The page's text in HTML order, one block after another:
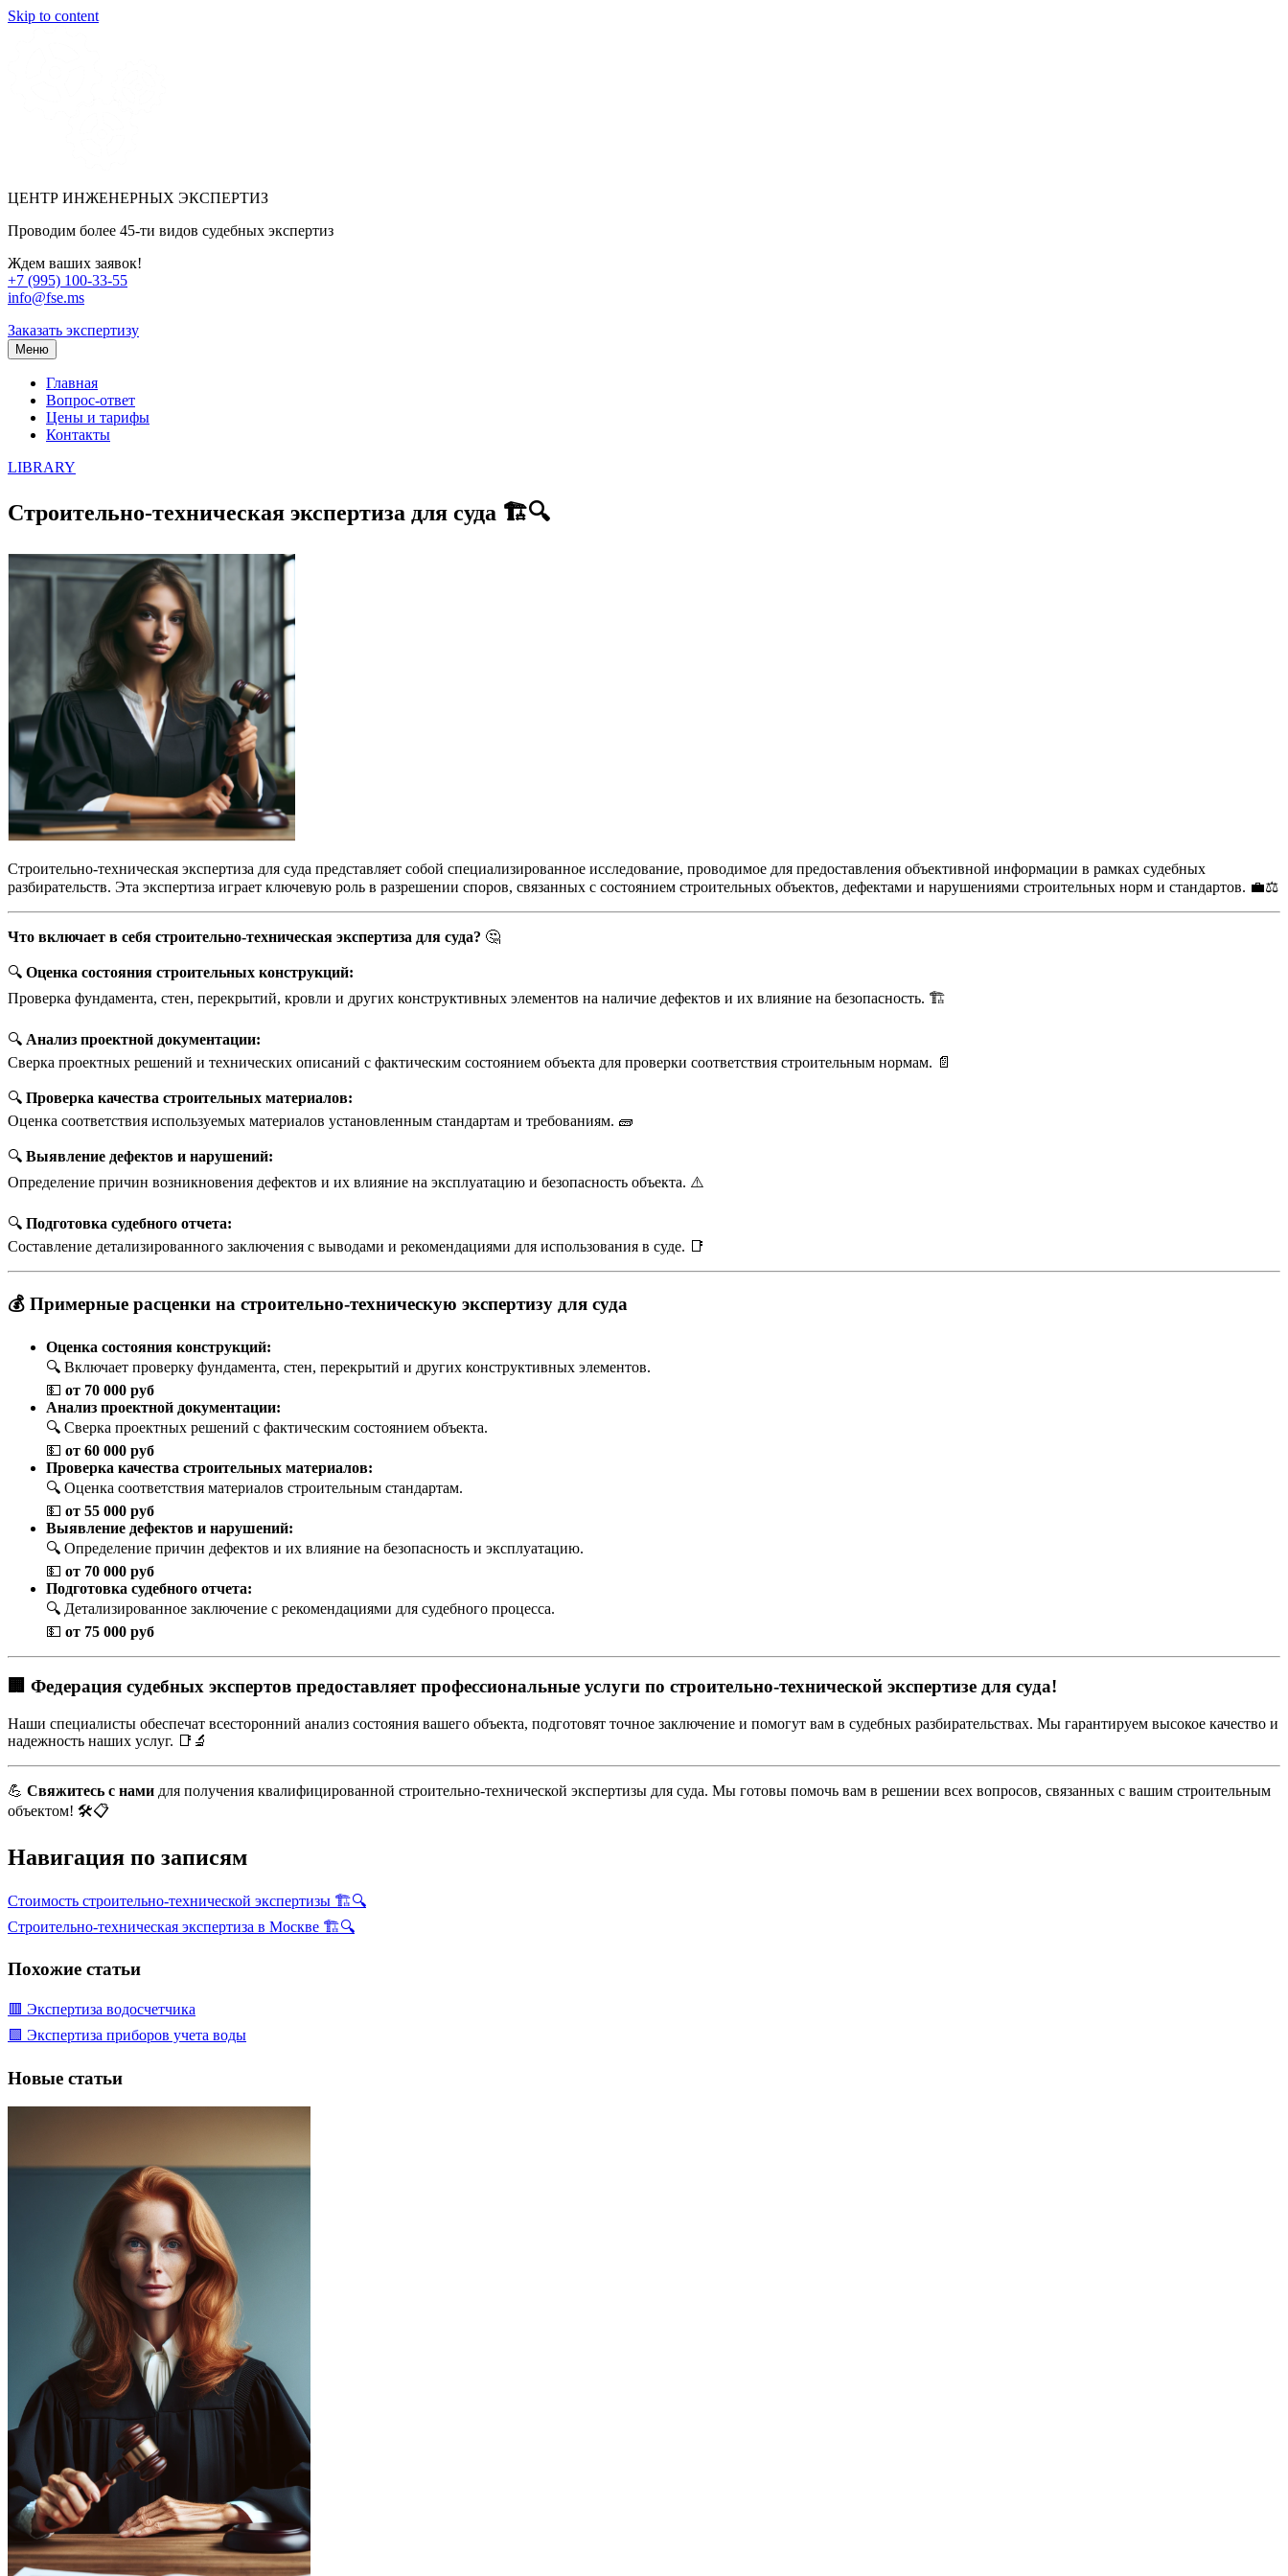
Skip to content
ЦЕНТР ИНЖЕНЕРНЫХ ЭКСПЕРТИЗ
Проводим более 45-ти видов судебных экспертиз
Ждем ваших заявок!
+7 (995) 100-33-55
info@fse.ms
Заказать экспертизу
Меню
Главная
Вопрос-ответ
Цены и тарифы
Контакты
LIBRARY
Строительно-техническая экспертиза для суда 🏗️🔍
Строительно-техническая экспертиза для суда представляет собой специализированное исследование, проводимое для предоставления объективной информации в рамках судебных
разбирательств. Эта экспертиза играет ключевую роль в разрешении споров, связанных с состоянием строительных объектов, дефектами и нарушениями строительных норм и стандартов. 💼⚖️
Что включает в себя строительно-техническая экспертиза для суда? 🤔
🔍 Оценка состояния строительных конструкций:
Проверка фундамента, стен, перекрытий, кровли и других конструктивных элементов на наличие дефектов и их влияние на безопасность. 🏗️
🔍 Анализ проектной документации:
Сверка проектных решений и технических описаний с фактическим состоянием объекта для проверки соответствия строительным нормам. 📄
🔍 Проверка качества строительных материалов:
Оценка соответствия используемых материалов установленным стандартам и требованиям. 🧱
🔍 Выявление дефектов и нарушений:
Определение причин возникновения дефектов и их влияние на эксплуатацию и безопасность объекта. ⚠️
🔍 Подготовка судебного отчета:
Составление детализированного заключения с выводами и рекомендациями для использования в суде. 📑
💰 Примерные расценки на строительно-техническую экспертизу для суда
Оценка состояния конструкций:
🔍 Включает проверку фундамента, стен, перекрытий и других конструктивных элементов.
💵 от 70 000 руб
Анализ проектной документации:
🔍 Сверка проектных решений с фактическим состоянием объекта.
💵 от 60 000 руб
Проверка качества строительных материалов:
🔍 Оценка соответствия материалов строительным стандартам.
💵 от 55 000 руб
Выявление дефектов и нарушений:
🔍 Определение причин дефектов и их влияние на безопасность и эксплуатацию.
💵 от 70 000 руб
Подготовка судебного отчета:
🔍 Детализированное заключение с рекомендациями для судебного процесса.
💵 от 75 000 руб
🏢 Федерация судебных экспертов предоставляет профессиональные услуги по строительно-технической экспертизе для суда!
Наши специалисты обеспечат всесторонний анализ состояния вашего объекта, подготовят точное заключение и помогут вам в судебных разбирательствах. Мы гарантируем высокое качество и
надежность наших услуг. 📑🔬
💪 Свяжитесь с нами для получения квалифицированной строительно-технической экспертизы для суда. Мы готовы помочь вам в решении всех вопросов, связанных с вашим строительным
объектом! 🛠️📋
Навигация по записям
Стоимость строительно-технической экспертизы 🏗️🔍
Строительно-техническая экспертиза в Москве 🏗️🔍
Похожие статьи
🟥 Экспертиза водосчетчика
🟩 Экспертиза приборов учета воды
Новые статьи